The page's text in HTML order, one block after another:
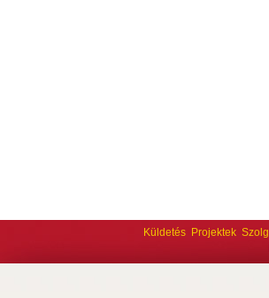
Küldetés Projektek